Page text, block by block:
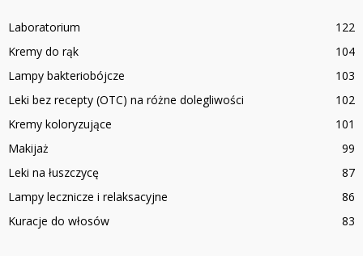
Laboratorium
122
Kremy do rąk
104
Lampy bakteriobójcze
103
Leki bez recepty (OTC) na różne dolegliwości
102
Kremy koloryzujące
101
Makijaż
99
Leki na łuszczycę
87
Lampy lecznicze i relaksacyjne
86
Kuracje do włosów
83